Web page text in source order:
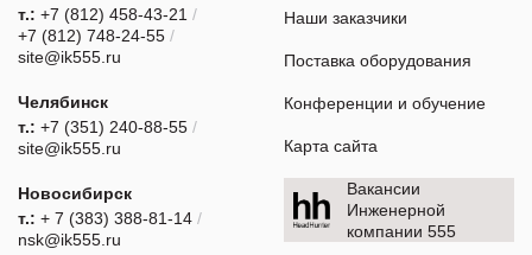
т.: +7 (812) 458-43-21 /
+7 (812) 748-24-55 /
site@ik555.ru
Челябинск
т.: +7 (351) 240-88-55 /
site@ik555.ru
Новосибирск
т.: + 7 (383) 388-81-14 /
nsk@ik555.ru
Наши заказчики
Поставка оборудования
Конференции и обучение
Карта сайта
Вакансии
Инженерной
компании 555